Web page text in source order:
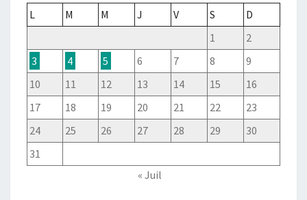
L
M M J V S
D
1
2
3
4 5 6 7 8
9
10
11 12 13 14 15
16
17
18 19 20 21 22
23
24
25 26 27 28 29
30
31
« Juil